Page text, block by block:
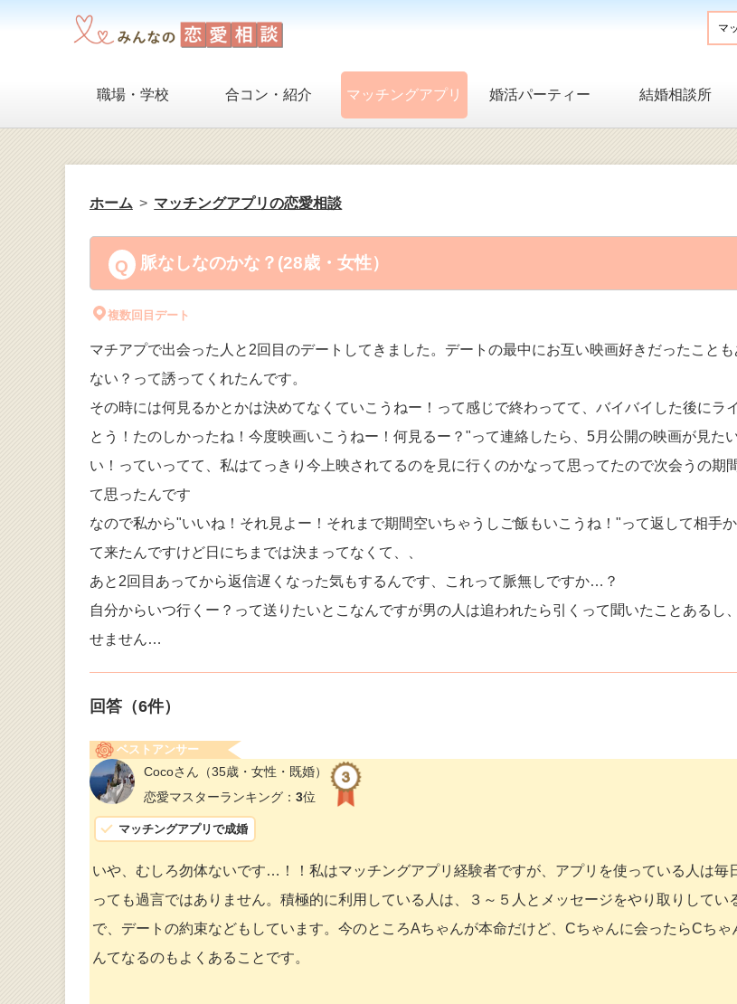
職場・学校 合コン・紹介 マッチングアプリ 婚活パーティー 結婚相談所
ホーム マッチングアプリの恋愛相談
脈なしなのかな？(28歳・女性）
複数回目デート
マチアプで出会った人と2回目のデートしてきました。デートの最中にお互い映画好きだったこと
ない？って誘ってくれたんです。
その時には何見るかとかは決めてなくていこうねー！って感じで終わってて、バイバイした後にラ
とう！たのしかったね！今度映画いこうねー！何見るー？"って連絡したら、5月公開の映画が見た
い！っていってて、私はてっきり今上映されてるのを見に行くのかなって思ってたので次会うの期
て思ったんです
なので私から"いいね！それ見よー！それまで期間空いちゃうしご飯もいこうね！"って返して相手
て来たんですけど日にちまでは決まってなくて、、
あと2回目あってから返信遅くなった気もするんです、これって脈無しですか…？
自分からいつ行くー？って送りたいとこなんですが男の人は追われたら引くって聞いたことあるし
せません…
回答（6件）
ベストアンサー
Cocoさん （35歳・女性・既婚）
恋愛マスターランキング： 3位
マッチングアプリで成婚
いや、むしろ勿体ないです…！！私はマッチングアプリ経験者ですが、アプリを使っている人は毎
っても過言ではありません。積極的に利用している人は、３～５人とメッセージをやり取りしてい
で、デートの約束などもしています。今のところAちゃんが本命だけど、Cちゃんに会ったらCち
んてなるのもよくあることです。